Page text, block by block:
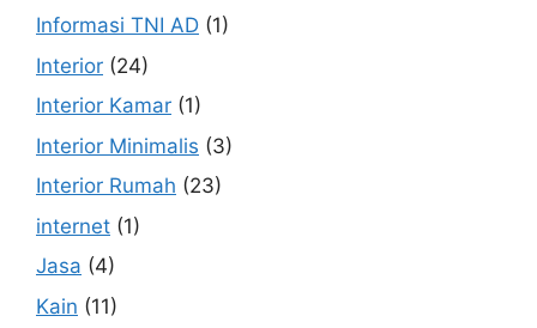
Informasi TNI AD (1)
Interior (24)
Interior Kamar (1)
Interior Minimalis (3)
Interior Rumah (23)
internet (1)
Jasa (4)
Kain (11)